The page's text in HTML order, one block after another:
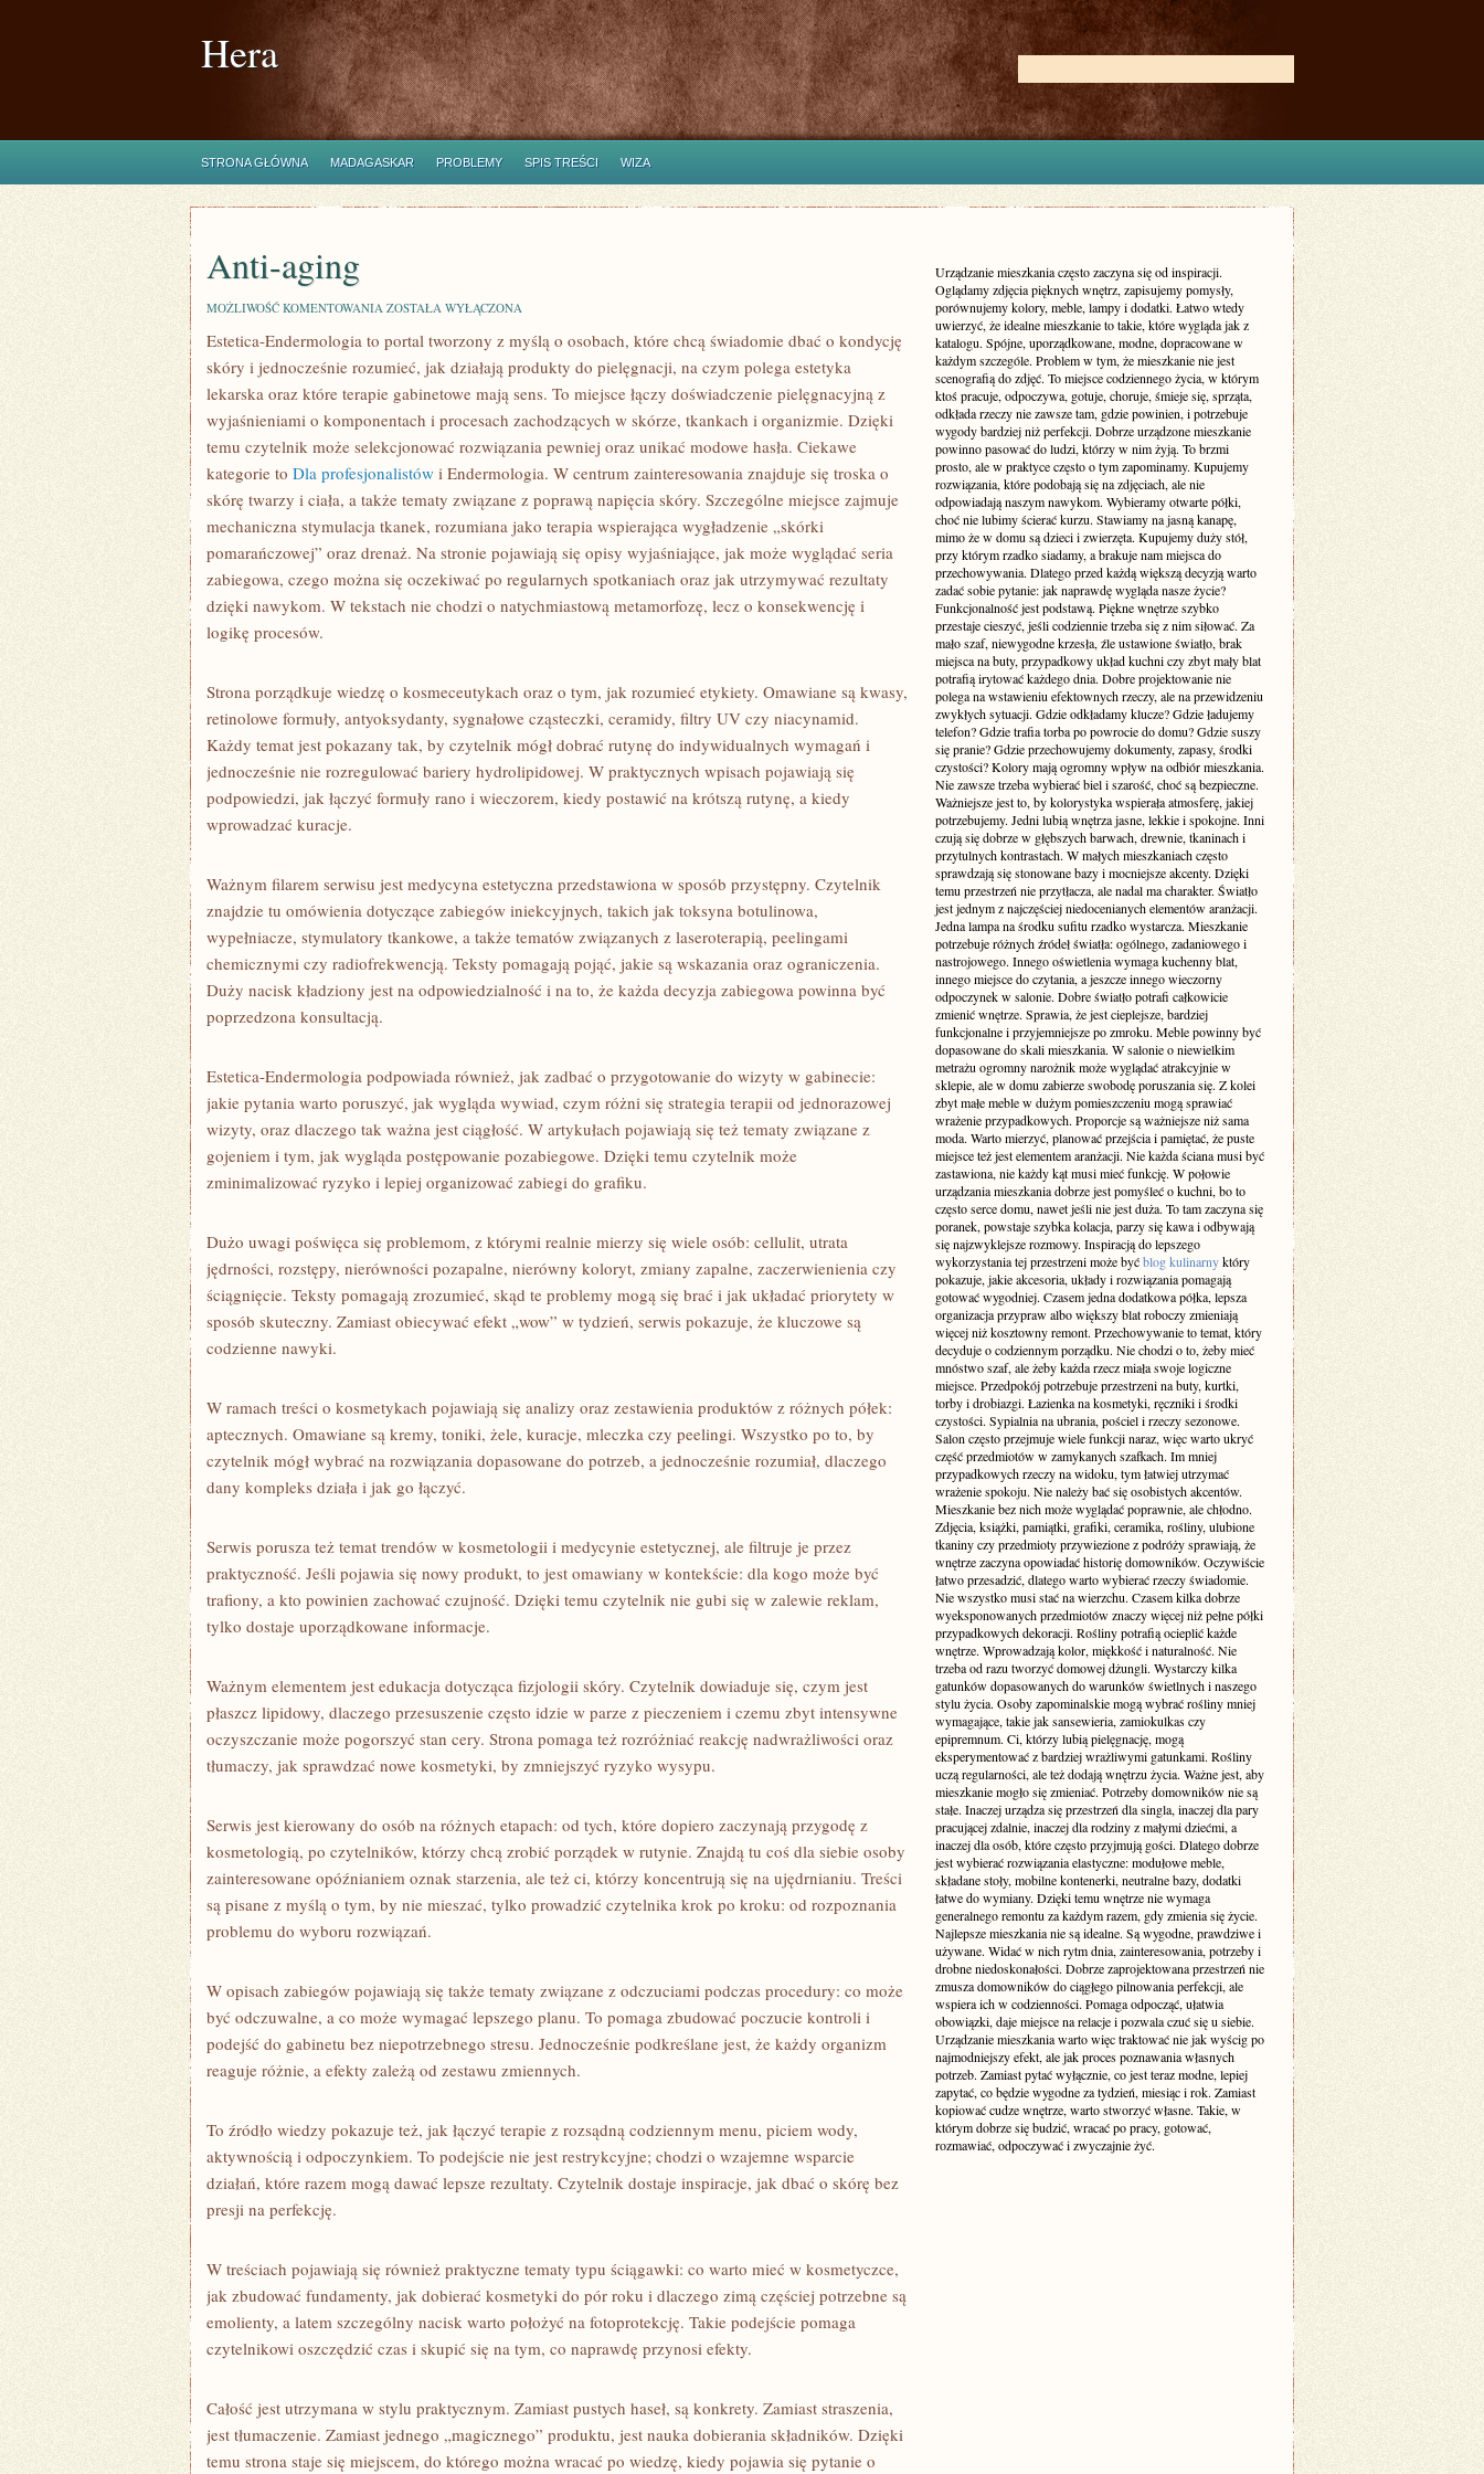
Hera
STRONA GŁÓWNA MADAGASKAR PROBLEMY SPIS TREŚCI WIZA
Anti-aging
MOŻLIWOŚĆ KOMENTOWANIA ANTI-
ZOSTAŁA WYŁĄCZONA
Estetica-Endermologia to portal tworzony z myślą o osobach, które chcą świadomie dbać o kondycję
skóry i jednocześnie rozumieć, jak działają produkty do pielęgnacji, na czym polega estetyka
lekarska oraz które terapie gabinetowe mają sens. To miejsce łączy doświadczenie pielęgnacyjną z
wyjaśnieniami o komponentach i procesach zachodzących w skórze, tkankach i organizmie. Dzięki
temu czytelnik może selekcjonować rozwiązania pewniej oraz unikać modowe hasła. Ciekawe
kategorie to Dla profesjonalistów i Endermologia. W centrum zainteresowania znajduje się troska o
skórę twarzy i ciała, a także tematy związane z poprawą napięcia skóry. Szczególne miejsce zajmuje
mechaniczna stymulacja tkanek, rozumiana jako terapia wspierająca wygładzenie „skórki
pomarańczowej” oraz drenaż. Na stronie pojawiają się opisy wyjaśniające, jak może wyglądać seria
zabiegowa, czego można się oczekiwać po regularnych spotkaniach oraz jak utrzymywać rezultaty
dzięki nawykom. W tekstach nie chodzi o natychmiastową metamorfozę, lecz o konsekwencję i
logikę procesów.
Strona porządkuje wiedzę o kosmeceutykach oraz o tym, jak rozumieć etykiety. Omawiane są kwasy,
retinolowe formuły, antyoksydanty, sygnałowe cząsteczki, ceramidy, filtry UV czy niacynamid.
Każdy temat jest pokazany tak, by czytelnik mógł dobrać rutynę do indywidualnych wymagań i
jednocześnie nie rozregulować bariery hydrolipidowej. W praktycznych wpisach pojawiają się
podpowiedzi, jak łączyć formuły rano i wieczorem, kiedy postawić na krótszą rutynę, a kiedy
wprowadzać kuracje.
Ważnym filarem serwisu jest medycyna estetyczna przedstawiona w sposób przystępny. Czytelnik
znajdzie tu omówienia dotyczące zabiegów iniekcyjnych, takich jak toksyna botulinowa,
wypełniacze, stymulatory tkankowe, a także tematów związanych z laseroterapią, peelingami
chemicznymi czy radiofrekwencją. Teksty pomagają pojąć, jakie są wskazania oraz ograniczenia.
Duży nacisk kładziony jest na odpowiedzialność i na to, że każda decyzja zabiegowa powinna być
poprzedzona konsultacją.
Estetica-Endermologia podpowiada również, jak zadbać o przygotowanie do wizyty w gabinecie:
jakie pytania warto poruszyć, jak wygląda wywiad, czym różni się strategia terapii od jednorazowej
wizyty, oraz dlaczego tak ważna jest ciągłość. W artykułach pojawiają się też tematy związane z
gojeniem i tym, jak wygląda postępowanie pozabiegowe. Dzięki temu czytelnik może
zminimalizować ryzyko i lepiej organizować zabiegi do grafiku.
Dużo uwagi poświęca się problemom, z którymi realnie mierzy się wiele osób: cellulit, utrata
jędrności, rozstępy, nierówności pozapalne, nierówny koloryt, zmiany zapalne, zaczerwienienia czy
ściągnięcie. Teksty pomagają zrozumieć, skąd te problemy mogą się brać i jak układać priorytety w
sposób skuteczny. Zamiast obiecywać efekt „wow” w tydzień, serwis pokazuje, że kluczowe są
codzienne nawyki.
W ramach treści o kosmetykach pojawiają się analizy oraz zestawienia produktów z różnych półek:
aptecznych. Omawiane są kremy, toniki, żele, kuracje, mleczka czy peelingi. Wszystko po to, by
czytelnik mógł wybrać na rozwiązania dopasowane do potrzeb, a jednocześnie rozumiał, dlaczego
dany kompleks działa i jak go łączyć.
Serwis porusza też temat trendów w kosmetologii i medycynie estetycznej, ale filtruje je przez
praktyczność. Jeśli pojawia się nowy produkt, to jest omawiany w kontekście: dla kogo może być
trafiony, a kto powinien zachować czujność. Dzięki temu czytelnik nie gubi się w zalewie reklam,
tylko dostaje uporządkowane informacje.
Ważnym elementem jest edukacja dotycząca fizjologii skóry. Czytelnik dowiaduje się, czym jest
płaszcz lipidowy, dlaczego przesuszenie często idzie w parze z pieczeniem i czemu zbyt intensywne
oczyszczanie może pogorszyć stan cery. Strona pomaga też rozróżniać reakcję nadwrażliwości oraz
tłumaczy, jak sprawdzać nowe kosmetyki, by zmniejszyć ryzyko wysypu.
Serwis jest kierowany do osób na różnych etapach: od tych, które dopiero zaczynają przygodę z
kosmetologią, po czytelników, którzy chcą zrobić porządek w rutynie. Znajdą tu coś dla siebie osoby
zainteresowane opóźnianiem oznak starzenia, ale też ci, którzy koncentrują się na ujędrnianiu. Treści
są pisane z myślą o tym, by nie mieszać, tylko prowadzić czytelnika krok po kroku: od rozpoznania
problemu do wyboru rozwiązań.
W opisach zabiegów pojawiają się także tematy związane z odczuciami podczas procedury: co może
być odczuwalne, a co może wymagać lepszego planu. To pomaga zbudować poczucie kontroli i
podejść do gabinetu bez niepotrzebnego stresu. Jednocześnie podkreślane jest, że każdy organizm
reaguje różnie, a efekty zależą od zestawu zmiennych.
To źródło wiedzy pokazuje też, jak łączyć terapie z rozsądną codziennym menu, piciem wody,
aktywnością i odpoczynkiem. To podejście nie jest restrykcyjne; chodzi o wzajemne wsparcie
działań, które razem mogą dawać lepsze rezultaty. Czytelnik dostaje inspiracje, jak dbać o skórę bez
presji na perfekcję.
W treściach pojawiają się również praktyczne tematy typu ściągawki: co warto mieć w kosmetyczce,
jak zbudować fundamenty, jak dobierać kosmetyki do pór roku i dlaczego zimą częściej potrzebne są
emolienty, a latem szczególny nacisk warto położyć na fotoprotekcję. Takie podejście pomaga
czytelnikowi oszczędzić czas i skupić się na tym, co naprawdę przynosi efekty.
Całość jest utrzymana w stylu praktycznym. Zamiast pustych haseł, są konkrety. Zamiast straszenia,
jest tłumaczenie. Zamiast jednego „magicznego” produktu, jest nauka dobierania składników. Dzięki
temu strona staje się miejscem, do którego można wracać po wiedzę, kiedy pojawia się pytanie o
Urządzanie mieszkania często zaczyna się od inspiracji.
Oglądamy zdjęcia pięknych wnętrz, zapisujemy pomysły,
porównujemy kolory, meble, lampy i dodatki. Łatwo wtedy
uwierzyć, że idealne mieszkanie to takie, które wygląda jak z
katalogu. Spójne, uporządkowane, modne, dopracowane w
każdym szczególe. Problem w tym, że mieszkanie nie jest
scenografią do zdjęć. To miejsce codziennego życia, w którym
ktoś pracuje, odpoczywa, gotuje, choruje, śmieje się, sprząta,
odkłada rzeczy nie zawsze tam, gdzie powinien, i potrzebuje
wygody bardziej niż perfekcji. Dobrze urządzone mieszkanie
powinno pasować do ludzi, którzy w nim żyją. To brzmi
prosto, ale w praktyce często o tym zapominamy. Kupujemy
rozwiązania, które podobają się na zdjęciach, ale nie
odpowiadają naszym nawykom. Wybieramy otwarte półki,
choć nie lubimy ścierać kurzu. Stawiamy na jasną kanapę,
mimo że w domu są dzieci i zwierzęta. Kupujemy duży stół,
przy którym rzadko siadamy, a brakuje nam miejsca do
przechowywania. Dlatego przed każdą większą decyzją warto
zadać sobie pytanie: jak naprawdę wygląda nasze życie?
Funkcjonalność jest podstawą. Piękne wnętrze szybko
przestaje cieszyć, jeśli codziennie trzeba się z nim siłować. Za
mało szaf, niewygodne krzesła, źle ustawione światło, brak
miejsca na buty, przypadkowy układ kuchni czy zbyt mały blat
potrafią irytować każdego dnia. Dobre projektowanie nie
polega na wstawieniu efektownych rzeczy, ale na przewidzeniu
zwykłych sytuacji. Gdzie odkładamy klucze? Gdzie ładujemy
telefon? Gdzie trafia torba po powrocie do domu? Gdzie suszy
się pranie? Gdzie przechowujemy dokumenty, zapasy, środki
czystości? Kolory mają ogromny wpływ na odbiór mieszkania.
Nie zawsze trzeba wybierać biel i szarość, choć są bezpieczne.
Ważniejsze jest to, by kolorystyka wspierała atmosferę, jakiej
potrzebujemy. Jedni lubią wnętrza jasne, lekkie i spokojne. Inni
czują się dobrze w głębszych barwach, drewnie, tkaninach i
przytulnych kontrastach. W małych mieszkaniach często
sprawdzają się stonowane bazy i mocniejsze akcenty. Dzięki
temu przestrzeń nie przytłacza, ale nadal ma charakter. Światło
jest jednym z najczęściej niedocenianych elementów aranżacji.
Jedna lampa na środku sufitu rzadko wystarcza. Mieszkanie
potrzebuje różnych źródeł światła: ogólnego, zadaniowego i
nastrojowego. Innego oświetlenia wymaga kuchenny blat,
innego miejsce do czytania, a jeszcze innego wieczorny
odpoczynek w salonie. Dobre światło potrafi całkowicie
zmienić wnętrze. Sprawia, że jest cieplejsze, bardziej
funkcjonalne i przyjemniejsze po zmroku. Meble powinny być
dopasowane do skali mieszkania. W salonie o niewielkim
metrażu ogromny narożnik może wyglądać atrakcyjnie w
sklepie, ale w domu zabierze swobodę poruszania się. Z kolei
zbyt małe meble w dużym pomieszczeniu mogą sprawiać
wrażenie przypadkowych. Proporcje są ważniejsze niż sama
moda. Warto mierzyć, planować przejścia i pamiętać, że puste
miejsce też jest elementem aranżacji. Nie każda ściana musi być
zastawiona, nie każdy kąt musi mieć funkcję. W połowie
urządzania mieszkania dobrze jest pomyśleć o kuchni, bo to
często serce domu, nawet jeśli nie jest duża. To tam zaczyna się
poranek, powstaje szybka kolacja, parzy się kawa i odbywają
się najzwyklejsze rozmowy. Inspiracją do lepszego
wykorzystania tej przestrzeni może byćblog kulinarnyktóry
pokazuje, jakie akcesoria, układy i rozwiązania pomagają
gotować wygodniej. Czasem jedna dodatkowa półka, lepsza
organizacja przypraw albo większy blat roboczy zmieniają
więcej niż kosztowny remont. Przechowywanie to temat, który
decyduje o codziennym porządku. Nie chodzi o to, żeby mieć
mnóstwo szaf, ale żeby każda rzecz miała swoje logiczne
miejsce. Przedpokój potrzebuje przestrzeni na buty, kurtki,
torby i drobiazgi. Łazienka na kosmetyki, ręczniki i środki
czystości. Sypialnia na ubrania, pościel i rzeczy sezonowe.
Salon często przejmuje wiele funkcji naraz, więc warto ukryć
część przedmiotów w zamykanych szafkach. Im mniej
przypadkowych rzeczy na widoku, tym łatwiej utrzymać
wrażenie spokoju. Nie należy bać się osobistych akcentów.
Mieszkanie bez nich może wyglądać poprawnie, ale chłodno.
Zdjęcia, książki, pamiątki, grafiki, ceramika, rośliny, ulubione
tkaniny czy przedmioty przywiezione z podróży sprawiają, że
wnętrze zaczyna opowiadać historię domowników. Oczywiście
łatwo przesadzić, dlatego warto wybierać rzeczy świadomie.
Nie wszystko musi stać na wierzchu. Czasem kilka dobrze
wyeksponowanych przedmiotów znaczy więcej niż pełne półki
przypadkowych dekoracji. Rośliny potrafią ocieplić każde
wnętrze. Wprowadzają kolor, miękkość i naturalność. Nie
trzeba od razu tworzyć domowej dżungli. Wystarczy kilka
gatunków dopasowanych do warunków świetlnych i naszego
stylu życia. Osoby zapominalskie mogą wybrać rośliny mniej
wymagające, takie jak sansewieria, zamiokulkas czy
epipremnum. Ci, którzy lubią pielęgnację, mogą
eksperymentować z bardziej wrażliwymi gatunkami. Rośliny
uczą regularności, ale też dodają wnętrzu życia. Ważne jest, aby
mieszkanie mogło się zmieniać. Potrzeby domowników nie są
stałe. Inaczej urządza się przestrzeń dla singla, inaczej dla pary
pracującej zdalnie, inaczej dla rodziny z małymi dziećmi, a
inaczej dla osób, które często przyjmują gości. Dlatego dobrze
jest wybierać rozwiązania elastyczne: modułowe meble,
składane stoły, mobilne kontenerki, neutralne bazy, dodatki
łatwe do wymiany. Dzięki temu wnętrze nie wymaga
generalnego remontu za każdym razem, gdy zmienia się życie.
Najlepsze mieszkania nie są idealne. Są wygodne, prawdziwe i
używane. Widać w nich rytm dnia, zainteresowania, potrzeby i
drobne niedoskonałości. Dobrze zaprojektowana przestrzeń nie
zmusza domowników do ciągłego pilnowania perfekcji, ale
wspiera ich w codzienności. Pomaga odpocząć, ułatwia
obowiązki, daje miejsce na relacje i pozwala czuć się u siebie.
Urządzanie mieszkania warto więc traktować nie jak wyścig po
najmodniejszy efekt, ale jak proces poznawania własnych
potrzeb. Zamiast pytać wyłącznie, co jest teraz modne, lepiej
zapytać, co będzie wygodne za tydzień, miesiąc i rok. Zamiast
kopiować cudze wnętrze, warto stworzyć własne. Takie, w
którym dobrze się budzić, wracać po pracy, gotować,
rozmawiać, odpoczywać i zwyczajnie żyć.